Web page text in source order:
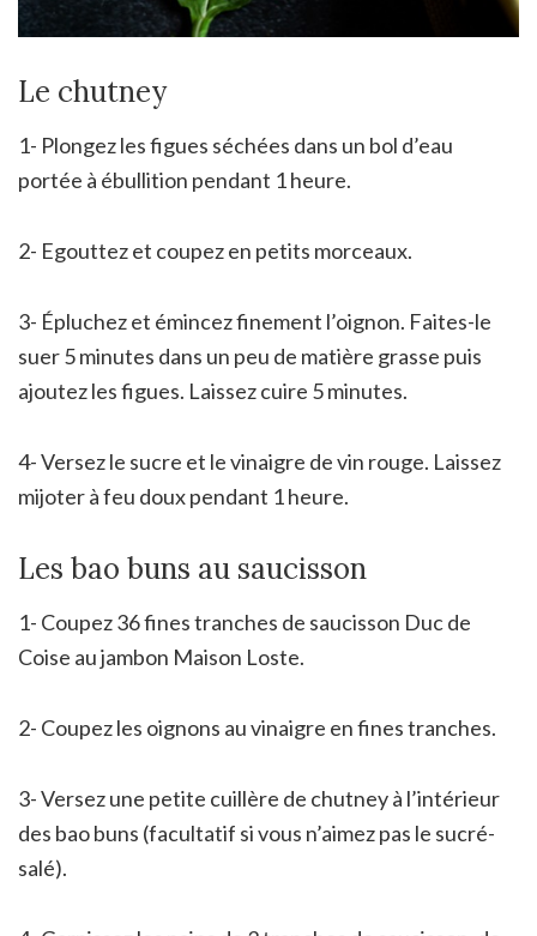
Le chutney
1- Plongez les figues séchées dans un bol d’eau
portée à ébullition pendant 1 heure.
2- Egouttez et coupez en petits morceaux.
3- Épluchez et émincez finement l’oignon. Faites-le
suer 5 minutes dans un peu de matière grasse puis
ajoutez les figues. Laissez cuire 5 minutes.
4- Versez le sucre et le vinaigre de vin rouge. Laissez
mijoter à feu doux pendant 1 heure.
Les bao buns au saucisson
1- Coupez 36 fines tranches de saucisson Duc de
Coise au jambon Maison Loste.
2- Coupez les oignons au vinaigre en fines tranches.
3- Versez une petite cuillère de chutney à l’intérieur
des bao buns (facultatif si vous n’aimez pas le sucré-
salé).